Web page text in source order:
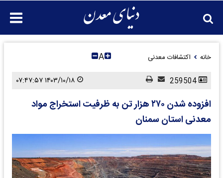
خانه اکتشافات معدنی A
افزوده شدن ۲۷۰ هزار تن به ظرفیت استخراج مواد
معدنی استان سمنان